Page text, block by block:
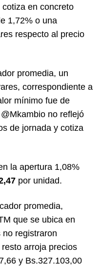
en concreto
1,72% o una
respecto al precio
promedia, un
correspondiente a
mínimo fue de
no reflejó
de jornada y cotiza
la apertura 1,08%
por unidad.
promedia,
que se ubica en
registraron
arroja precios
y Bs.327.103,00